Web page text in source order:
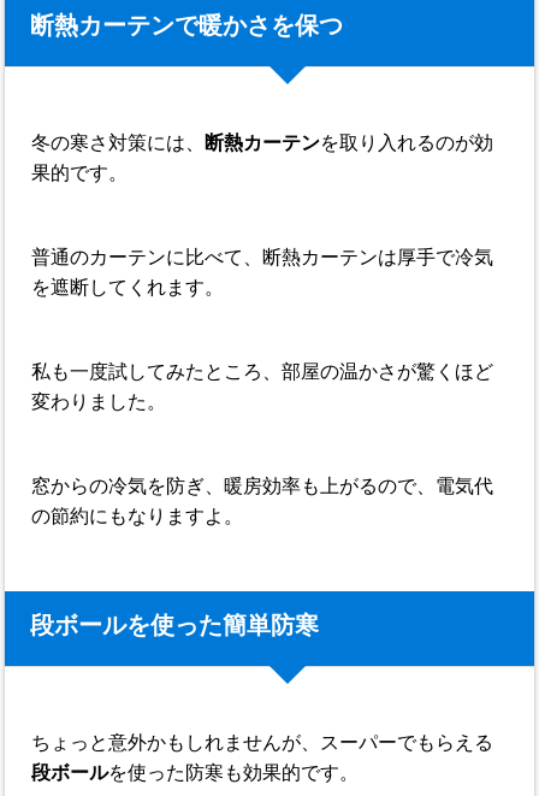
断熱カーテンで暖かさを保つ
冬の寒さ対策には、 断熱カーテンを取り入れるのが効
果的です。
普通のカーテンに比べて、断熱カーテンは厚手で冷気
を遮断してくれます。
私も一度試してみたところ、部屋の温かさが驚くほど
変わりました。
窓からの冷気を防ぎ、暖房効率も上がるので、電気代
の節約にもなりますよ。
段ボールを使った簡単防寒
ちょっと意外かもしれませんが、スーパーでもらえる
段ボールを使った防寒も効果的です。